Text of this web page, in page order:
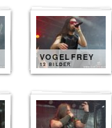
VOGELFREY
12 BILDER